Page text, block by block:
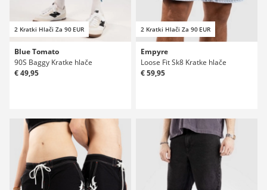
2 Kratki Hlači Za 90 EUR
Blue Tomato
90S Baggy Kratke hlače
€ 49,95
2 Kratki Hlači Za 90 EUR
Empyre
Loose Fit Sk8 Kratke hlače
€ 59,95